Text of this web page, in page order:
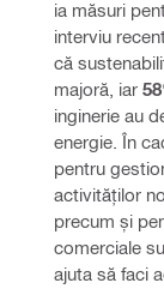
ia măsuri
interviu
că
majoră, iar
inginerie au
energie. În
pentru
activităților
precum și
comerciale
ajuta să faci